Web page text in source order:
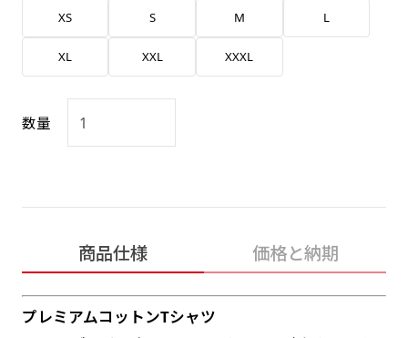
XS S M L
XL XXL XXXL
数量
商品仕様 価格と納期
プレミアムコットンTシャツ
デザインの色や文字等が変更いただけます。
ハーフ(30x90)
店内用です。お客さんの歩行や陳列した商品の邪
ールが必要です。
います。レジカウンターや商品棚にぴったりで
ハーフ(90x30)
店内用です。お客さんの歩行や陳列した商品の邪
ールが必要です。
います。レジカウンターや商品棚にぴったりで